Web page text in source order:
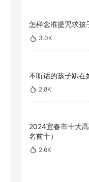
怎样念准提咒求孩
3.0K
不听话的孩子趴在
2.8K
2024宜春市十大
名前十）
2.6K